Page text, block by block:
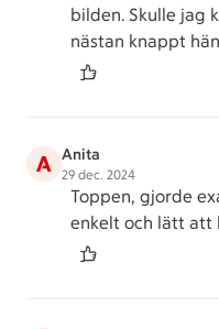
bilden. Skulle jag
nästan knappt
A Anita
29 dec. 2024
Toppen, gjorde
enkelt och lätt att